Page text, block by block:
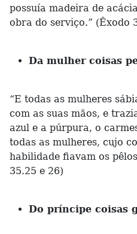
possuía madeira de
obra do serviço.” (Êxodo
Da mulher coisas
“E todas as mulheres
com as suas mãos, e
azul e a púrpura, o
todas as mulheres, cujo
habilidade fiavam os
35.25 e 26)
Do príncipe coisas